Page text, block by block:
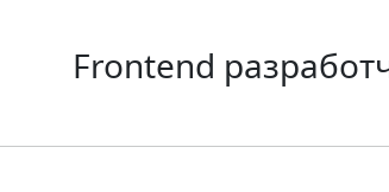
Frontend